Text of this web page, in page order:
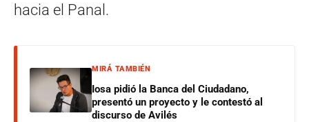
hacia el Panal.
MIRÁ TAMBIÉN
Iosa pidió la Banca del Ciudadano,
presentó un proyecto y le contestó al
discurso de Avilés